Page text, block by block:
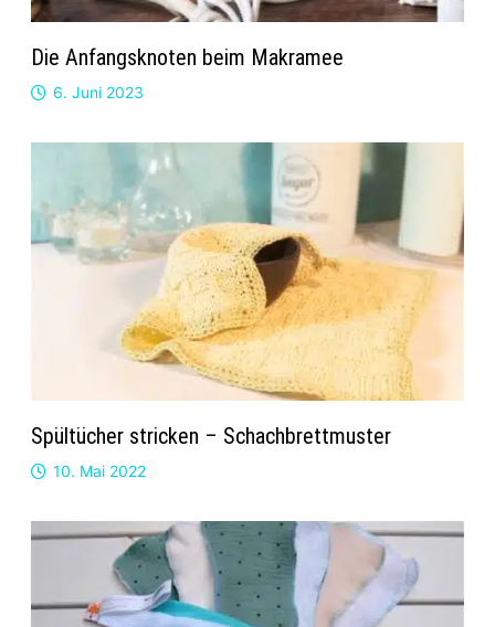
Die Anfangsknoten beim Makramee
6. Juni 2023
Spültücher stricken – Schachbrettmuster
10. Mai 2022